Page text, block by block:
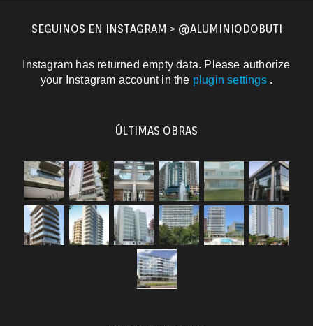
SEGUINOS EN INSTAGRAM > @ALUMINIODOBUTI
Instagram has returned empty data. Please authorize
your Instagram account in the plugin settings .
ÚLTIMAS OBRAS